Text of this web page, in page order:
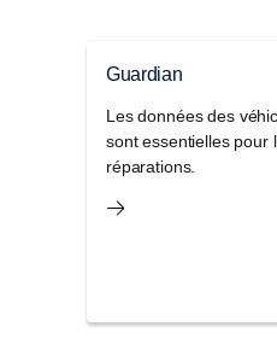
Guardian
Les données des
sont essentielles pour
réparations.